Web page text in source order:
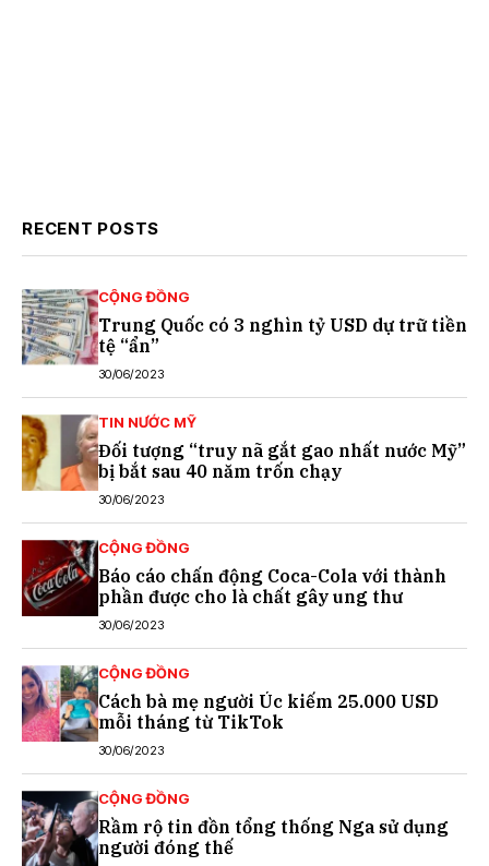
RECENT POSTS
CỘNG ĐỒNG
Trung Quốc có 3 nghìn tỷ USD dự trữ tiền
tệ “ẩn”
30/06/2023
TIN NƯỚC MỸ
Đối tượng “truy nã gắt gao nhất nước Mỹ”
bị bắt sau 40 năm trốn chạy
30/06/2023
CỘNG ĐỒNG
Báo cáo chấn động Coca-Cola với thành
phần được cho là chất gây ung thư
30/06/2023
CỘNG ĐỒNG
Cách bà mẹ người Úc kiếm 25.000 USD
mỗi tháng từ TikTok
30/06/2023
CỘNG ĐỒNG
Rầm rộ tin đồn tổng thống Nga sử dụng
người đóng thế